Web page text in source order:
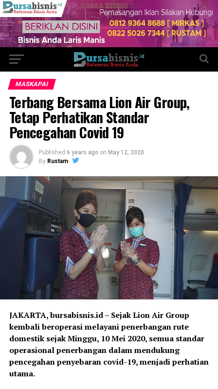
MASKAPAI
Terbang Bersama Lion Air Group,
Tetap Perhatikan Standar
Pencegahan Covid 19
Published 6 years ago on May 12, 2020
By Rustam
JAKARTA, bursabisnis.id – Sejak Lion Air Group
kembali beroperasi melayani penerbangan rute
domestik sejak Minggu, 10 Mei 2020, semua standar
operasional penerbangan dalam mendukung
pencegahan penyebaran covid-19, menjadi perhatian
utama.